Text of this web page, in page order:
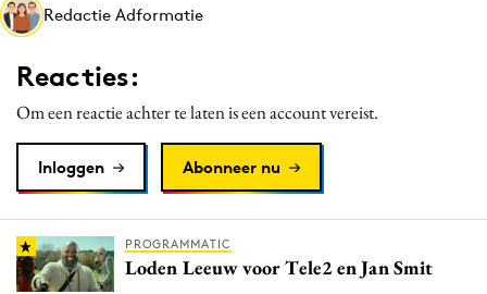
Interne communicatie
Media
Merkstrategie
PR
Programmatic
Reputatie & crisis
Redactie Adformatie
Reacties:
Om een reactie achter te laten is een account vereist.
Inloggen Abonneer nu
PROGRAMMATIC
Loden Leeuw voor Tele2 en Jan Smit